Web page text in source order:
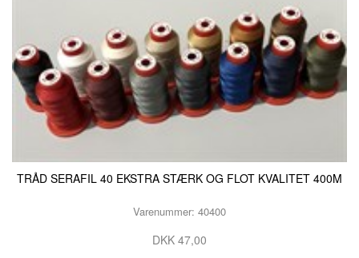
TRÅD SERAFIL 40 EKSTRA STÆRK OG FLOT KVALITET 400M
Varenummer: 40400
DKK 47,00